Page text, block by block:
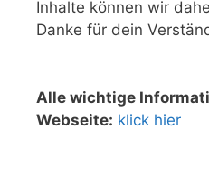
Inhalte können wir
Danke für dein
Alle wichtige
Webseite: klick hier